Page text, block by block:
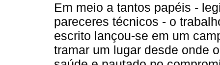
Em meio a tantos papéis -
pareceres técnicos - o
escrito lançou-se em um
tramar um lugar desde onde